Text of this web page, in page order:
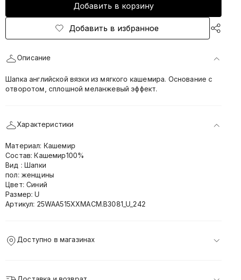
Добавить в корзину
Добавить в избранное
Описание
Шапка английской вязки из мягкого кашемира. Основание с
отворотом, сплошной меланжевый эффект.
Характеристики
Материал: Кашемир
Состав: Кашемир100%
Вид : Шапки
пол: женщины
Цвет: Синий
Размер: U
Артикул: 25WAA515XXMACM.B3081_U_242
Доступно в магазинах